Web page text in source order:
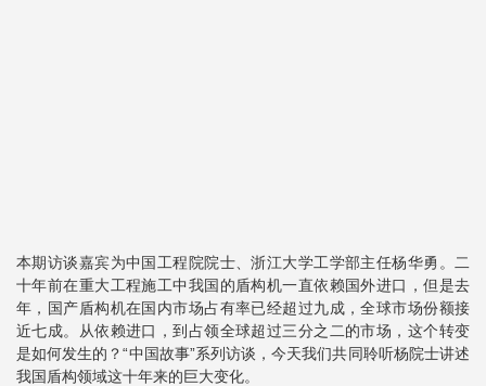
本期访谈嘉宾为中国工程院院士、浙江大学工学部主任杨华勇。二
十年前在重大工程施工中我国的盾构机一直依赖国外进口，但是去
年，国产盾构机在国内市场占有率已经超过九成，全球市场份额接
近七成。从依赖进口，到占领全球超过三分之二的市场，这个转变
是如何发生的？“中国故事”系列访谈，今天我们共同聆听杨院士讲述
我国盾构领域这十年来的巨大变化。